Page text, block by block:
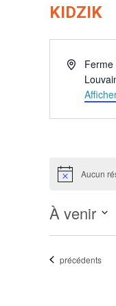
KIDZIK
Adresse
Notice Aucun
À venir
date.Évènements
précédents